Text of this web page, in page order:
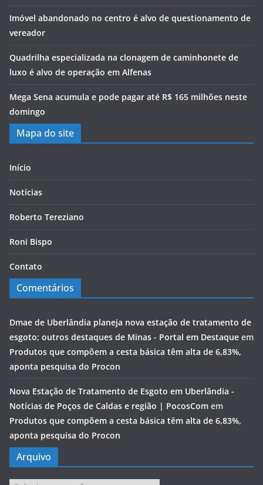
Imóvel abandonado no centro é alvo de questionamento de
vereador
Quadrilha especializada na clonagem de caminhonete de
luxo é alvo de operação em Alfenas
Mega Sena acumula e pode pagar até R$ 165 milhões neste
domingo
Mapa do site
Início
Notícias
Roberto Tereziano
Roni Bispo
Contato
Comentários
Dmae de Uberlândia planeja nova estação de tratamento de
esgoto; outros destaques de Minas - Portal em Destaque em
Produtos que compõem a cesta básica têm alta de 6,83%,
aponta pesquisa do Procon
Nova Estação de Tratamento de Esgoto em Uberlândia -
Notícias de Poços de Caldas e região | PocosCom em
Produtos que compõem a cesta básica têm alta de 6,83%,
aponta pesquisa do Procon
Arquivo